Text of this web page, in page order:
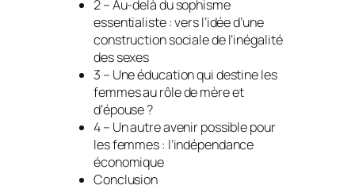
2 – Au-delà du sophisme
essentialiste : vers l’idée d’une
construction sociale de l’inégalité
des sexes
3 – Une éducation qui destine les
femmes au rôle de mère et
d’épouse ?
4 – Un autre avenir possible pour
les femmes : l’indépendance
économique
Conclusion